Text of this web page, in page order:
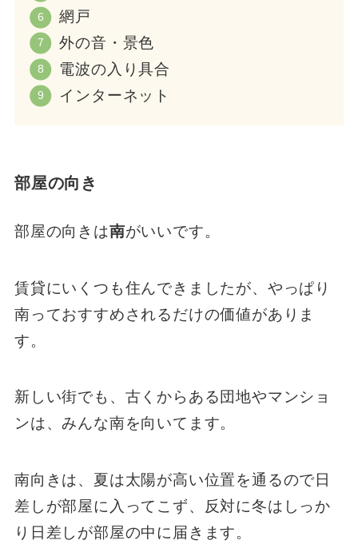
網戸
外の音・景色
電波の入り具合
インターネット
部屋の向き
部屋の向きは南がいいです。
賃貸にいくつも住んできましたが、やっぱり
南っておすすめされるだけの価値がありま
す。
新しい街でも、古くからある団地やマンショ
ンは、みんな南を向いてます。
南向きは、夏は太陽が高い位置を通るので日
差しが部屋に入ってこず、反対に冬はしっか
り日差しが部屋の中に届きます。